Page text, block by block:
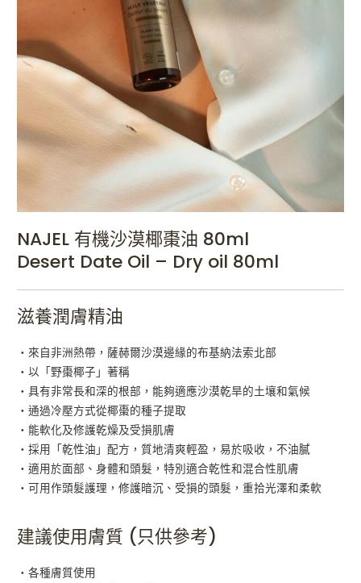
NAJEL 有機沙漠椰棗油 80ml
Desert Date Oil – Dry oil 80ml
滋養潤膚精油
・來自非洲熱帶，薩赫爾沙漠邊緣的布基納法索北部
・以「野棗椰子」著稱
・具有非常長和深的根部，能夠適應沙漠乾旱的土壤和氣候
・通過冷壓方式從椰棗的種子提取
・能軟化及修護乾燥及受損肌膚
・採用「乾性油」配方，質地清爽輕盈，易於吸收，不油膩
・適用於面部、身體和頭髮，特別適合乾性和混合性肌膚
・可用作頭髮護理，修護暗沉、受損的頭髮，重拾光澤和柔軟
建議使用膚質 (只供參考)
・各種膚質使用